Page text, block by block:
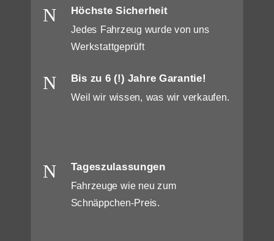
N Höchste Sicherheit
Jedes Fahrzeug wurde von uns
Werkstattgeprüft
N Bis zu 6 (!) Jahre Garantie!
Weil wir wissen, was wir verkaufen.
N Tageszulassungen
Fahrzeuge wie neu zum
Schnäppchen-Preis.